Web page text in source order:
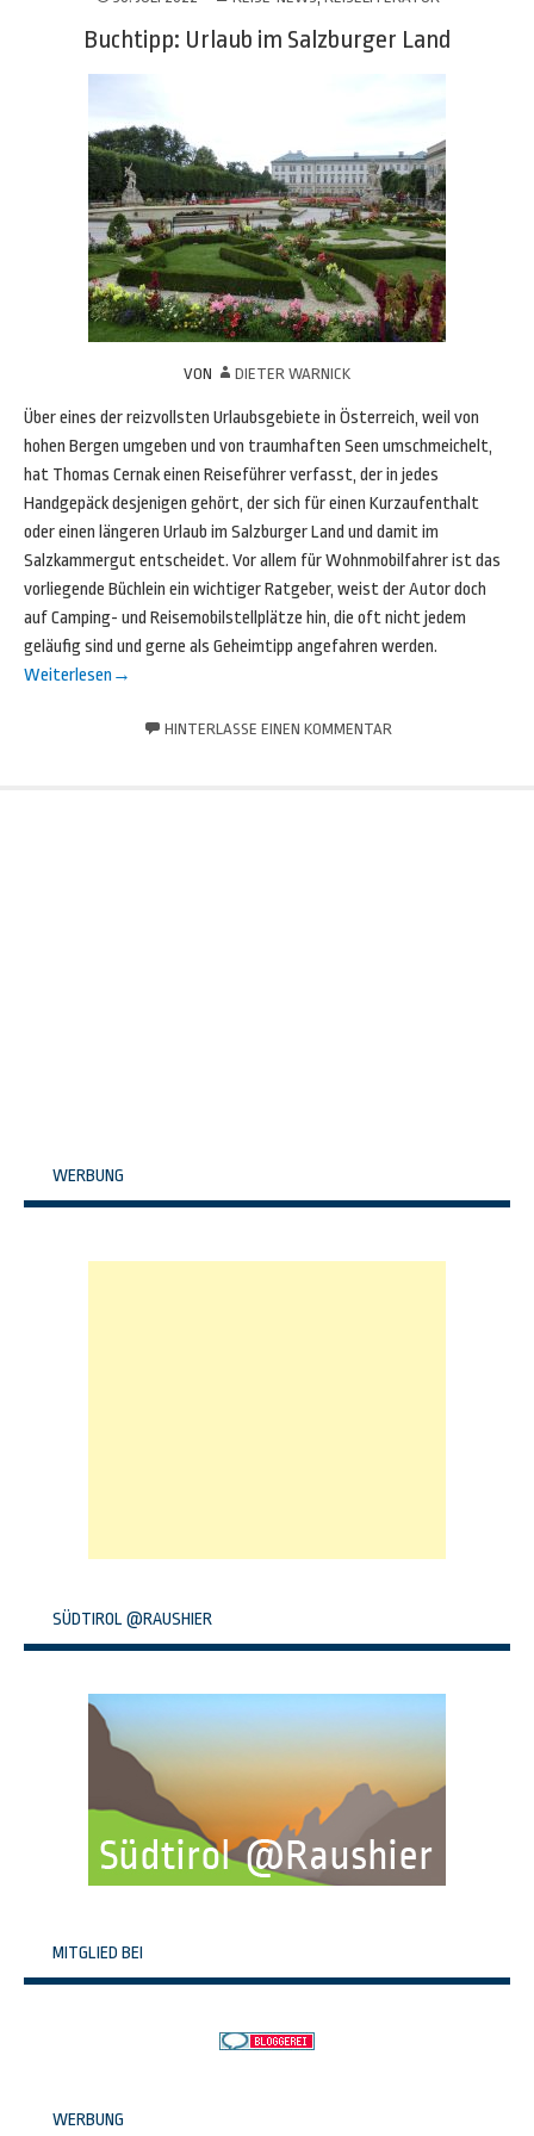
Buchtipp: Urlaub im Salzburger Land
VON DIETER WARNICK
Über eines der reizvollsten Urlaubsgebiete in Österreich, weil von
hohen Bergen umgeben und von traumhaften Seen umschmeichelt,
hat Thomas Cernak einen Reiseführer verfasst, der in jedes
Handgepäck desjenigen gehört, der sich für einen Kurzaufenthalt
oder einen längeren Urlaub im Salzburger Land und damit im
Salzkammergut entscheidet. Vor allem für Wohnmobilfahrer ist das
vorliegende Büchlein ein wichtiger Ratgeber, weist der Autor doch
auf Camping- und Reisemobilstellplätze hin, die oft nicht jedem
geläufig sind und gerne als Geheimtipp angefahren werden.
Weiterlesen →
HINTERLASSE EINEN KOMMENTAR
WERBUNG
SÜDTIROL @RAUSHIER
MITGLIED BEI
WERBUNG